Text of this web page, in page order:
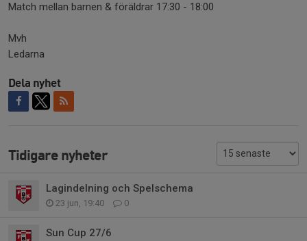
Match mellan barnen & föräldrar 17:30 - 18:00
Mvh
Ledarna
Dela nyhet
Tidigare nyheter
Lagindelning och Spelschema
23 jun, 19:40 0
Sun Cup 27/6